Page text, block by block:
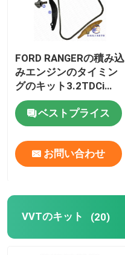
FORD RANGERの積み込
みエンジンのタイミン
グのキット3.2TDCi
P5ATのディーゼル
6C1Q6M256BB 134L
ベストプライス
お問い合わせ
VVTのキット (20)